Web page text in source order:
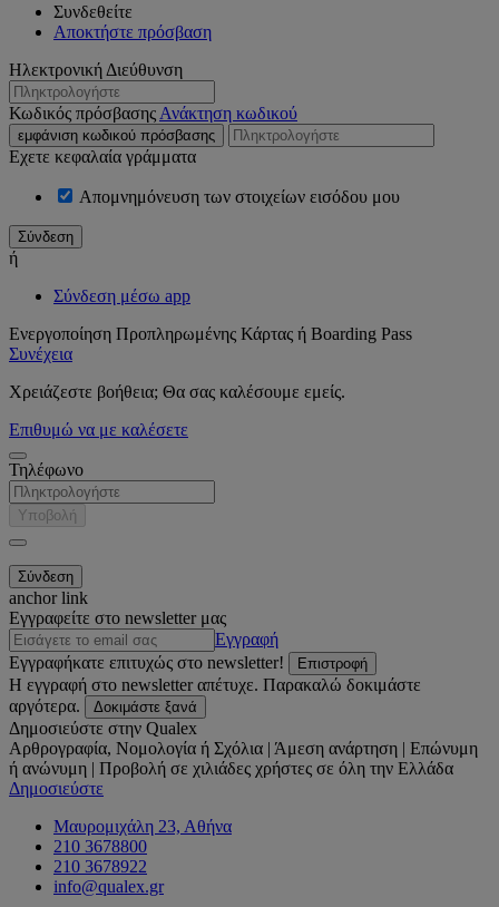
Συνδεθείτε
Αποκτήστε πρόσβαση
Ηλεκτρονική Διεύθυνση
Κωδικός πρόσβασης Ανάκτηση κωδικού
εμφάνιση κωδικού πρόσβασης
Εχετε κεφαλαία γράμματα
Απομνημόνευση των στοιχείων εισόδου μου
ή
Σύνδεση μέσω app
Ενεργοποίηση Προπληρωμένης Κάρτας ή Boarding Pass
Συνέχεια
Χρειάζεστε βοήθεια; Θα σας καλέσουμε εμείς.
Επιθυμώ να με καλέσετε
Τηλέφωνο
Υποβολή
anchor link
Εγγραφείτε στο newsletter μας
Εγγραφή
Εγγραφήκατε επιτυχώς στο newsletter!
Επιστροφή
Η εγγραφή στο newsletter απέτυχε. Παρακαλώ δοκιμάστε
αργότερα.
Δοκιμάστε ξανά
Δημοσιεύστε στην Qualex
Αρθρογραφία, Νομολογία ή Σχόλια | Άμεση ανάρτηση | Επώνυμη
ή ανώνυμη | Προβολή σε χιλιάδες χρήστες σε όλη την Ελλάδα
Δημοσιεύστε
Μαυρομιχάλη 23, Αθήνα
210 3678800
210 3678922
info@qualex.gr